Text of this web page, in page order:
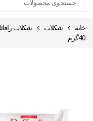
خانه شکلات
40گرم